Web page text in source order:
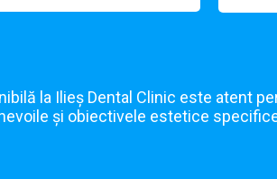
la Ilieș Dental Clinic este atent
și obiectivele estetice